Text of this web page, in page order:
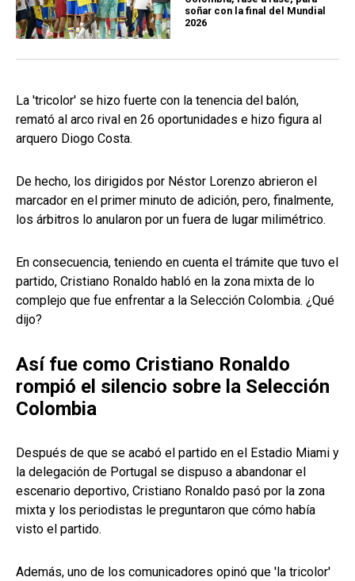
soñar con la final del Mundial
2026
La 'tricolor' se hizo fuerte con la tenencia del balón,
remató al arco rival en 26 oportunidades e hizo figura al
arquero Diogo Costa.
De hecho, los dirigidos por Néstor Lorenzo abrieron el
marcador en el primer minuto de adición, pero, finalmente,
los árbitros lo anularon por un fuera de lugar milimétrico.
En consecuencia, teniendo en cuenta el trámite que tuvo el
partido, Cristiano Ronaldo habló en la zona mixta de lo
complejo que fue enfrentar a la Selección Colombia. ¿Qué
dijo?
Así fue como Cristiano Ronaldo
rompió el silencio sobre la Selección
Colombia
Después de que se acabó el partido en el Estadio Miami y
la delegación de Portugal se dispuso a abandonar el
escenario deportivo, Cristiano Ronaldo pasó por la zona
mixta y los periodistas le preguntaron que cómo había
visto el partido.
Además, uno de los comunicadores opinó que 'la tricolor'